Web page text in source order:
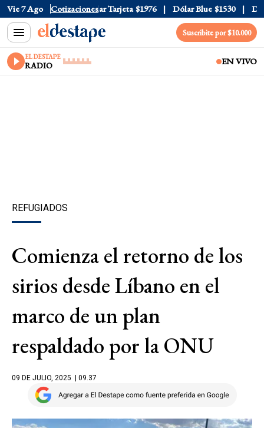
Vie 7 Ago Cotizaciones
Oficial $1520 Dólar Tarjeta $1976 Dólar Blue $1530 Dólar
Suscribite por $10.000
EL DESTAPE
RADIO EN VIVO
REFUGIADOS
Comienza el retorno de los
sirios desde Líbano en el
marco de un plan
respaldado por la ONU
09 DE JULIO, 2025 | 09.37